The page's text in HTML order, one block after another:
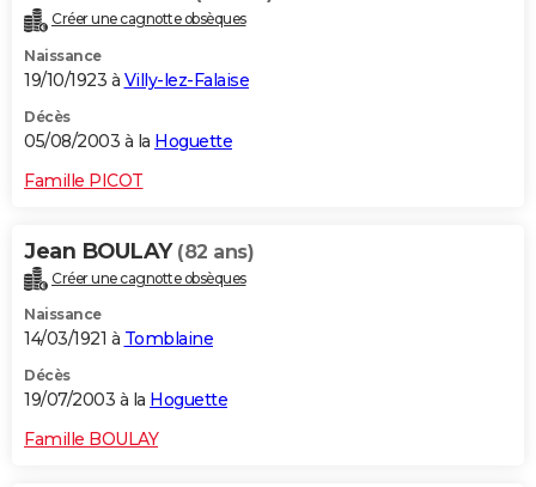
Créer une cagnotte obsèques
Naissance
19/10/1923 à Villy-lez-Falaise
Décès
05/08/2003 à la Hoguette
Famille PICOT
Jean BOULAY (82 ans)
Créer une cagnotte obsèques
Naissance
14/03/1921 à Tomblaine
Décès
19/07/2003 à la Hoguette
Famille BOULAY